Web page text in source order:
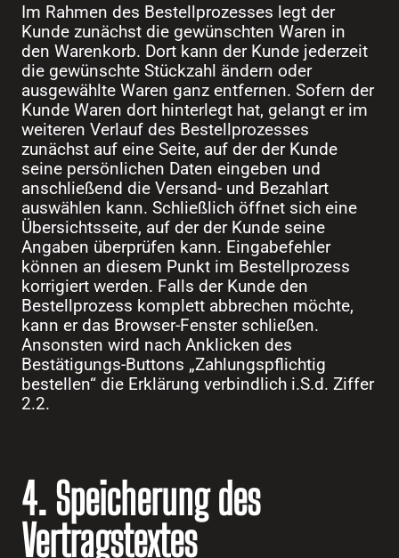
Im Rahmen des Bestellprozesses legt der
Kunde zunächst die gewünschten Waren in
den Warenkorb. Dort kann der Kunde jederzeit
die gewünschte Stückzahl ändern oder
ausgewählte Waren ganz entfernen. Sofern der
Kunde Waren dort hinterlegt hat, gelangt er im
weiteren Verlauf des Bestellprozesses
zunächst auf eine Seite, auf der der Kunde
seine persönlichen Daten eingeben und
anschließend die Versand- und Bezahlart
auswählen kann. Schließlich öffnet sich eine
Übersichtsseite, auf der der Kunde seine
Angaben überprüfen kann. Eingabefehler
können an diesem Punkt im Bestellprozess
korrigiert werden. Falls der Kunde den
Bestellprozess komplett abbrechen möchte,
kann er das Browser-Fenster schließen.
Ansonsten wird nach Anklicken des
Bestätigungs-Buttons „Zahlungspflichtig
bestellen“ die Erklärung verbindlich i.S.d. Ziffer
2.2.
4. Speicherung des
Vertragstextes